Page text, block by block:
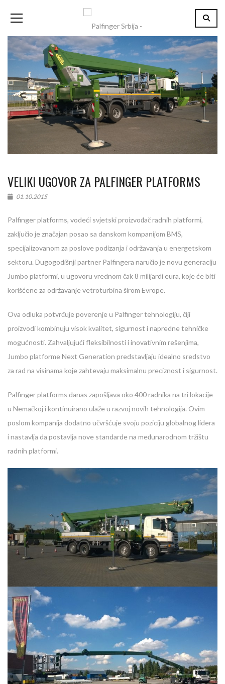
VELIKI UGOVOR ZA PALFINGER PLATFORMS
01.10.2015
Palfinger platforms, vodeći svjetski proizvođač radnih platformi,
zaključio je značajan posao sa danskom kompanijom BMS,
specijalizovanom za poslove podizanja i održavanja u energetskom
sektoru. Dugogodišnji partner Palfingera naručio je novu generaciju
Jumbo platformi, u ugovoru vrednom čak 8 milijardi eura, koje će biti
korišćene za održavanje vetroturbina širom Evrope.
Ova odluka potvrđuje poverenje u Palfinger tehnologiju, čiji
proizvodi kombinuju visok kvalitet, sigurnost i napredne tehničke
mogućnosti. Zahvaljujući fleksibilnosti i inovativnim rešenjima,
Jumbo platforme Next Generation predstavljaju idealno sredstvo
za rad na visinama koje zahtevaju maksimalnu preciznost i sigurnost.
Palfinger platforms danas zapošljava oko 400 radnika na tri lokacije
u Nemačkoj i kontinuirano ulaže u razvoj novih tehnologija. Ovim
poslom kompanija dodatno učvršćuje svoju poziciju globalnog lidera
i nastavlja da postavlja nove standarde na međunarodnom tržištu
radnih platformi.